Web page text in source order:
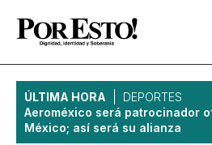
ÚLTIMA HORA
DEPORTES
Aeroméxico será patrocinador
México; así será su alianza